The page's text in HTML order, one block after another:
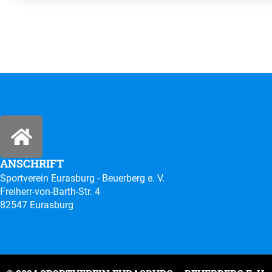
ANSCHRIFT
Sportverein Eurasburg - Beuerberg e. V.
Freiherr-von-Barth-Str. 4
82547 Eurasburg